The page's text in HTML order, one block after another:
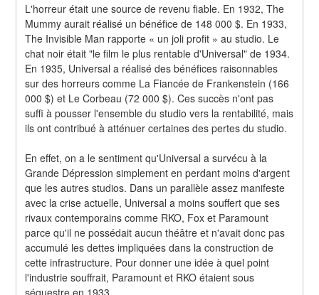
L'horreur était une source de revenu fiable. En 1932, The
Mummy aurait réalisé un bénéfice de 148 000 $. En 1933,
The Invisible Man rapporte « un joli profit » au studio. Le
chat noir était "le film le plus rentable d'Universal" de 1934.
En 1935, Universal a réalisé des bénéfices raisonnables
sur des horreurs comme La Fiancée de Frankenstein (166
000 $) et Le Corbeau (72 000 $). Ces succès n'ont pas
suffi à pousser l'ensemble du studio vers la rentabilité, mais
ils ont contribué à atténuer certaines des pertes du studio.
En effet, on a le sentiment qu'Universal a survécu à la
Grande Dépression simplement en perdant moins d'argent
que les autres studios. Dans un parallèle assez manifeste
avec la crise actuelle, Universal a moins souffert que ses
rivaux contemporains comme RKO, Fox et Paramount
parce qu'il ne possédait aucun théâtre et n'avait donc pas
accumulé les dettes impliquées dans la construction de
cette infrastructure. Pour donner une idée à quel point
l'industrie souffrait, Paramount et RKO étaient sous
séquestre en 1933.